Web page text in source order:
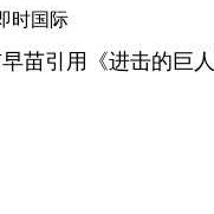
时国际
苗引用《进击的巨